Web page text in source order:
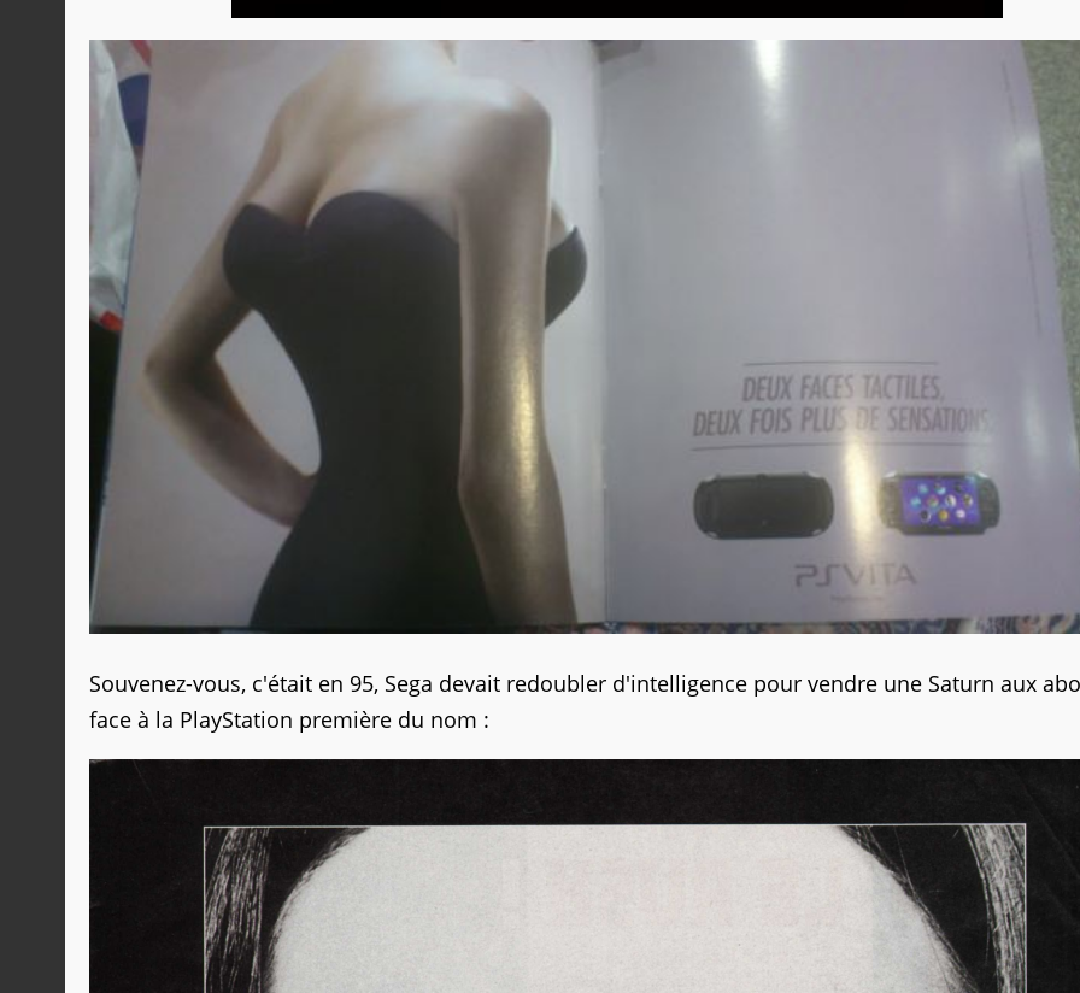
Souvenez-vous, c'était en 95, Sega devait redoubler d'intelligence pour vendre une Saturn aux
face à la PlayStation première du nom :